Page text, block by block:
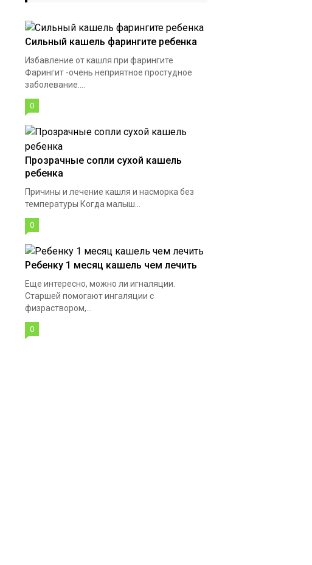
Сильный кашель фарингите ребенка
Избавление от кашля при фарингите
Фарингит -очень неприятное простудное
заболевание....
0
Прозрачные сопли сухой кашель
ребенка
Причины и лечение кашля и насморка без
температуры Когда малыш...
0
Ребенку 1 месяц кашель чем лечить
Еще интересно, можно ли игналяции.
Старшей помогают ингаляции с
физраствором,...
0